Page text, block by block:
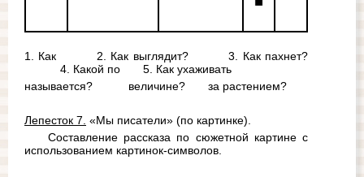
1. Как 2. Как выглядит?         3. Как пахнет?
4. Какой по
5. Как ухаживать
называется?           величине?       за растением?
Лепесток 7. «Мы писатели» (по картинке).
Составление рассказа по сюжетной картине с
использованием картинок-символов.